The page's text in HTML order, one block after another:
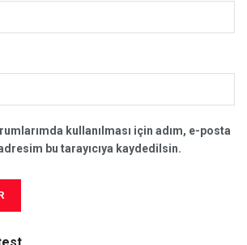
kullanılması için adım, e-posta
bu tarayıcıya kaydedilsin.